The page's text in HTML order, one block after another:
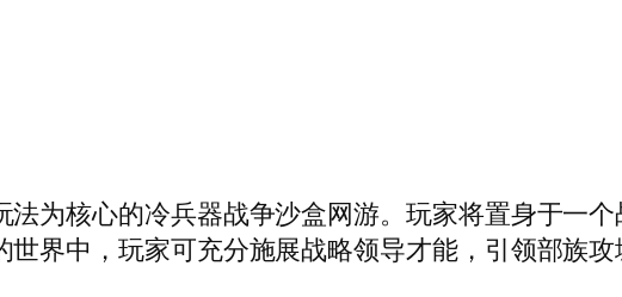
法为核心的冷兵器战争沙盒网游。玩家将置身于一
界中，玩家可充分施展战略领导才能，引领部族